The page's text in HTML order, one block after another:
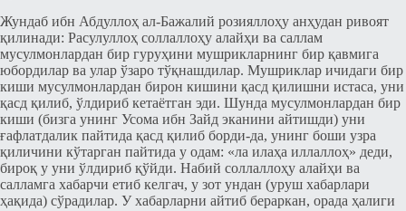
Жундаб ибн Абдуллоҳ ал-Бажалий розияллоҳу анҳудан ривоят
қилинади: Расулуллоҳ соллаллоҳу алайҳи ва саллам
мусулмонлардан бир гуруҳини мушрикларнинг бир қавмига
юбордилар ва улар ўзаро тўқнашдилар. Мушриклар ичидаги бир
киши мусулмонлардан бирон кишини қасд қилишни истаса, уни
қасд қилиб, ўлдириб кетаётган эди. Шунда мусулмонлардан бир
киши (бизга унинг Усома ибн Зайд эканини айтишди) уни
ғафлатдалик пайтида қасд қилиб борди-да, унинг боши узра
қиличини кўтарган пайтида у одам: «ла илаҳа иллаллоҳ» деди,
бироқ у уни ўлдириб қўйди. Набий соллаллоҳу алайҳи ва
салламга хабарчи етиб келгач, у зот ундан (уруш хабарлари
ҳақида) сўрадилар. У хабарларни айтиб бераркан, орада ҳалиги